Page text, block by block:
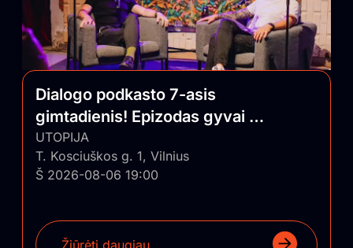
Dialogo podkasto 7-asis
gimtadienis! Epizodas gyvai su
auditorija
UTOPIJA
T. Kosciuškos g. 1, Vilnius
Š 2026-08-06 19:00
Žiūrėti daugiau